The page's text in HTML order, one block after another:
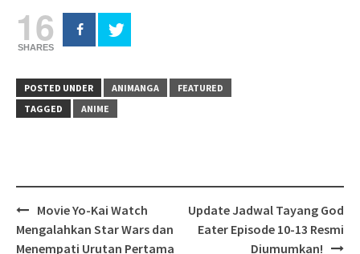
16
SHARES
POSTED UNDER ANIMANGA
FEATURED
TAGGED
ANIME
Post
navigation
Movie Yo-Kai Watch
Mengalahkan Star Wars dan
Menempati Urutan Pertama
Update Jadwal Tayang God
Eater Episode 10-13 Resmi
Diumumkan!